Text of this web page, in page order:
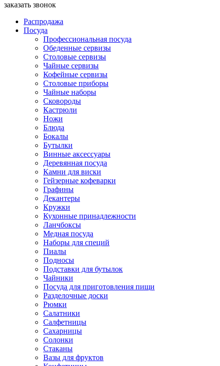
заказать звонок
Распродажа
Посуда
Профессиональная посуда
Обеденные сервизы
Столовые сервизы
Чайные сервизы
Кофейные сервизы
Столовые приборы
Чайные наборы
Сковороды
Кастрюли
Ножи
Блюда
Бокалы
Бутылки
Винные аксессуары
Деревянная посуда
Камни для виски
Гейзерные кофеварки
Графины
Декантеры
Кружки
Кухонные принадлежности
Ланчбоксы
Медная посуда
Наборы для специй
Пиалы
Подносы
Подставки для бутылок
Чайники
Посуда для приготовления пищи
Разделочные доски
Рюмки
Салатники
Салфетницы
Сахарницы
Солонки
Стаканы
Вазы для фруктов